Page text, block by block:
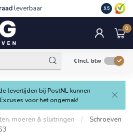
leverbaar 9.5
0
€Incl. btw
levertijden bij PostNL kunnen
voor het ongemak!
moeren & sluitringen /
Schroeven